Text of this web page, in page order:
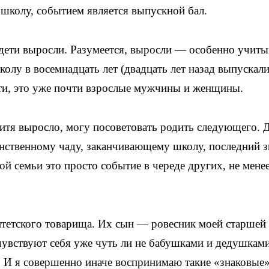
событием является выпускной бал.
выросли. Разумеется, выросли — особенно
в восемнадцать лет (двадцать лет назад
это уже почти взрослые мужчины и женщины.
выросло, могу посоветовать родить следующего.
чаду, заканчивающему школу, последний
семьи это просто событие в череде других, не
товарища. Их сын — ровесник моей старшей
себя уже чуть ли не бабушками и
я совершенно иначе воспринимаю такие